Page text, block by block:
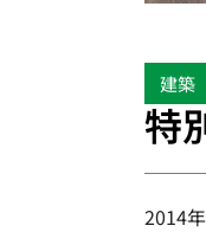
建築
特
2014